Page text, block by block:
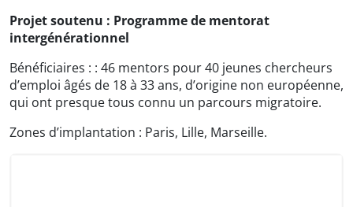
Projet soutenu : Programme de mentorat
intergénérationnel
Bénéficiaires : : 46 mentors pour 40 jeunes chercheurs
d’emploi âgés de 18 à 33 ans, d’origine non européenne,
qui ont presque tous connu un parcours migratoire.
Zones d’implantation : Paris, Lille, Marseille.